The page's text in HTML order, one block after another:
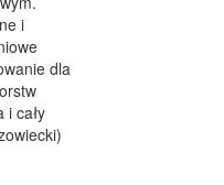
i
dla
i cały